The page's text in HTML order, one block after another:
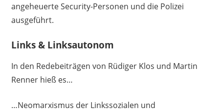
angeheuerte Security-Personen und die Polizei
ausgeführt.
Links & Linksautonom
In den Redebeiträgen von Rüdiger Klos und Martin
Renner hieß es…
…Neomarxismus der Linkssozialen und